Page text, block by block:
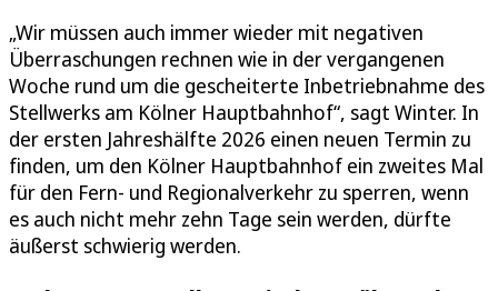
„Wir müssen auch immer wieder mit negativen
Überraschungen rechnen wie in der vergangenen
Woche rund um die gescheiterte Inbetriebnahme des
Stellwerks am Kölner Hauptbahnhof“, sagt Winter. In
der ersten Jahreshälfte 2026 einen neuen Termin zu
finden, um den Kölner Hauptbahnhof ein zweites Mal
für den Fern- und Regionalverkehr zu sperren, wenn
es auch nicht mehr zehn Tage sein werden, dürfte
äußerst schwierig werden.